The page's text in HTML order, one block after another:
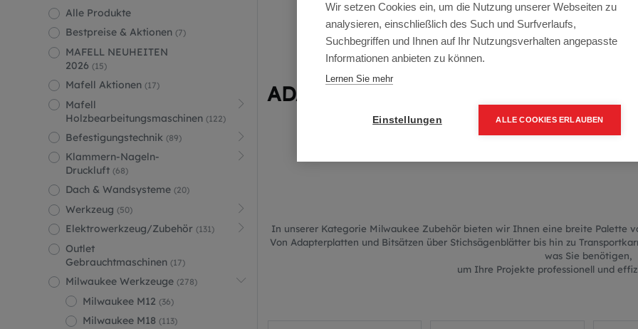
Alle Produkte
Bestpreise & Aktionen (7)
MAFELL NEUHEITEN
2026 (15)
Mafell Aktionen (17)
Mafell
Holzbearbeitungsmaschinen (122)
Befestigungstechnik (89)
Klammern-Nageln-
Druckluft (68)
Dach & Wandsysteme (20)
Werkzeug (50)
Elektrowerkzeug/Zubehör (131)
Outlet
Gebrauchtmaschinen (17)
Milwaukee Werkzeuge (278)
Milwaukee M12 (36)
Milwaukee M18 (113)
Milwaukee
ADAPTERPLATTEN, BITSÄTZE,
TRIFFT VIELSEITIGKEIT IN
In unserer Kategorie Milwaukee Zubehör bieten wir Ihnen eine breite Palette
Von Adapterplatten und Bitsätzen über Stichsägenblätter bis hin zu
was Sie benötigen,
um Ihre Projekte professionell und
Wir setzen Cookies ein, um die Nutzung unserer Webseiten zu
analysieren, einschließlich des Such und Surfverlaufs,
Suchbegriffen und Ihnen auf Ihr Nutzungsverhalten angepasste
Informationen anbieten zu können.
Lernen Sie mehr
Einstellungen ALLE COOKIES ERLAUBEN